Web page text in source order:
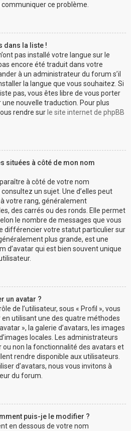
ce problème.
dans la liste !
pas installé votre langue sur le
encore été traduit dans votre
à un administrateur du forum s’il
la langue que vous souhaitez. Si
pas, vous êtes libre de vous porter
nouvelle traduction. Pour plus
rendre sur le site internet de phpBB
situées à côté de mon nom
à côté de votre nom
un sujet. Une d’elles peut
votre rang, généralement
des carrés ou des ronds. Elle permet
le nombre de messages que vous
différencier votre statut particulier sur
plus grande, est une
d’avatar qui est bien souvent unique
un avatar ?
de l’utilisateur, sous « Profil », vous
utilisant une des quatre méthodes
», la galerie d’avatars, les images
locales. Les administrateurs
non la fonctionnalité des avatars et
rendre disponible aux utilisateurs.
d’avatars, nous vous invitons à
du forum.
puis-je le modifier ?
en dessous de votre nom